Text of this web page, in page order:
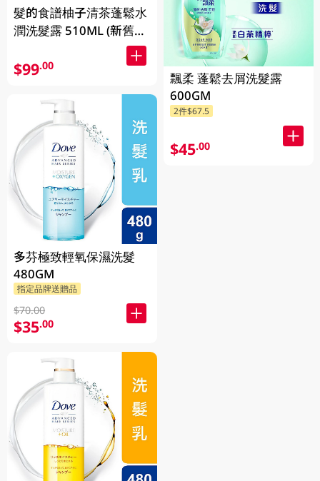
髮的食譜柚子清茶蓬鬆水
潤洗髮露 510ML (新舊包
$99.00
多芬極致輕氧保濕洗髮
480GM
指定品牌送贈品
$70.00
$35.00
飄柔 蓬鬆去屑洗髮露
600GM
2件$67.5
$45.00